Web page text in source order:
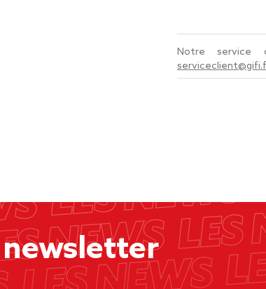
Notre
newsletter